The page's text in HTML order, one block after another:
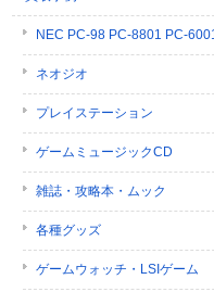
NEC PC-98 PC-8801 PC-
ネオジオ
プレイステーション
ゲームミュージックCD
雑誌・攻略本・ムック
各種グッズ
ゲームウォッチ・LSIゲーム